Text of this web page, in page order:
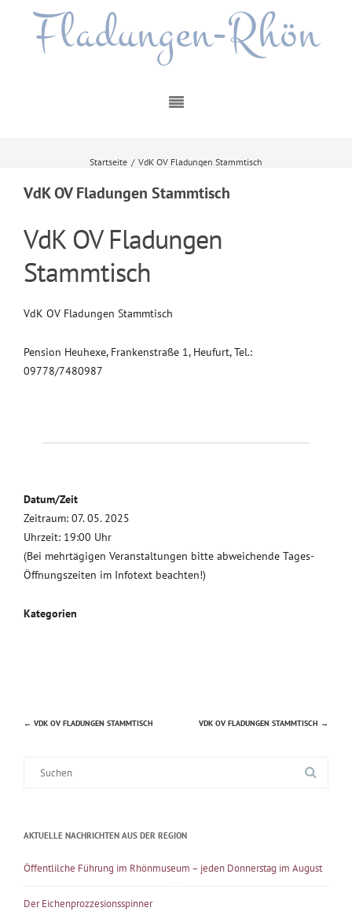
Fladungen-Rhön
Startseite / VdK OV Fladungen Stammtisch
VdK OV Fladungen Stammtisch
VdK OV Fladungen
Stammtisch
VdK OV Fladungen Stammtisch
Pension Heuhexe, Frankenstraße 1, Heufurt, Tel.:
09778/7480987
Datum/Zeit
Zeitraum: 07. 05. 2025
Uhrzeit: 19:00 Uhr
(Bei mehrtägigen Veranstaltungen bitte abweichende Tages-
Öffnungszeiten im Infotext beachten!)
Kategorien
Beitragsnavigation
← VDK OV FLADUNGEN STAMMTISCH VDK OV FLADUNGEN STAMMTISCH →
AKTUELLE NACHRICHTEN AUS DER REGION
Öffentlilche Führung im Rhönmuseum – jeden Donnerstag im August
Der Eichenprozzesionsspinner